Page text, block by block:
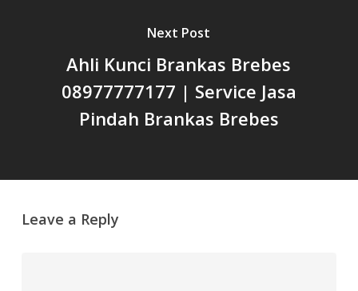
Next Post
Ahli Kunci Brankas Brebes
08977777177 | Service Jasa
Pindah Brankas Brebes
Leave a Reply